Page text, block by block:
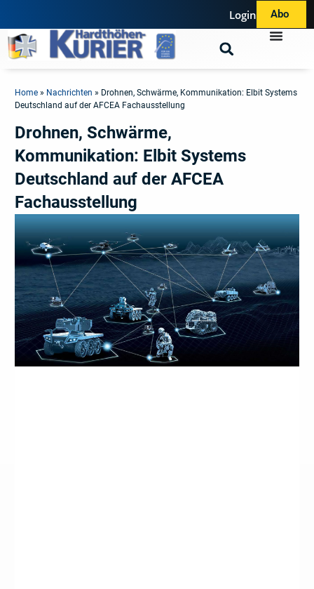
Login Abo
Home » Nachrichten » Drohnen, Schwärme, Kommunikation: Elbit Systems
Deutschland auf der AFCEA Fachausstellung
Drohnen, Schwärme,
Kommunikation: Elbit Systems
Deutschland auf der AFCEA
Fachausstellung